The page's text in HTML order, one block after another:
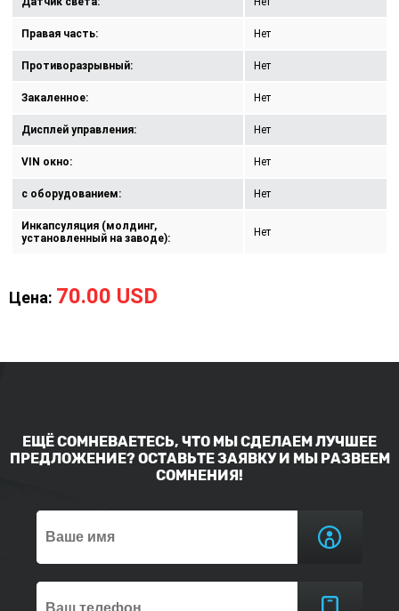
Правая часть: Нет
Противоразрывный: Нет
Закаленное: Нет
Дисплей управления: Нет
VIN окно: Нет
с оборудованием: Нет
Инкапсуляция (молдинг,
установленный на заводе):
Нет
Цена: 70.00 USD
ЕЩЁ СОМНЕВАЕТЕСЬ, ЧТО МЫ СДЕЛАЕМ ЛУЧШЕЕ
ПРЕДЛОЖЕНИЕ? ОСТАВЬТЕ ЗАЯВКУ И МЫ РАЗВЕЕМ
СОМНЕНИЯ!